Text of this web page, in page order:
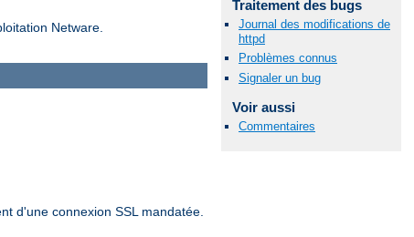
Netware.
Traitement des bugs
Journal des modifications de
httpd
Problèmes connus
Signaler un bug
Voir aussi
Commentaires
d'une connexion SSL mandatée.